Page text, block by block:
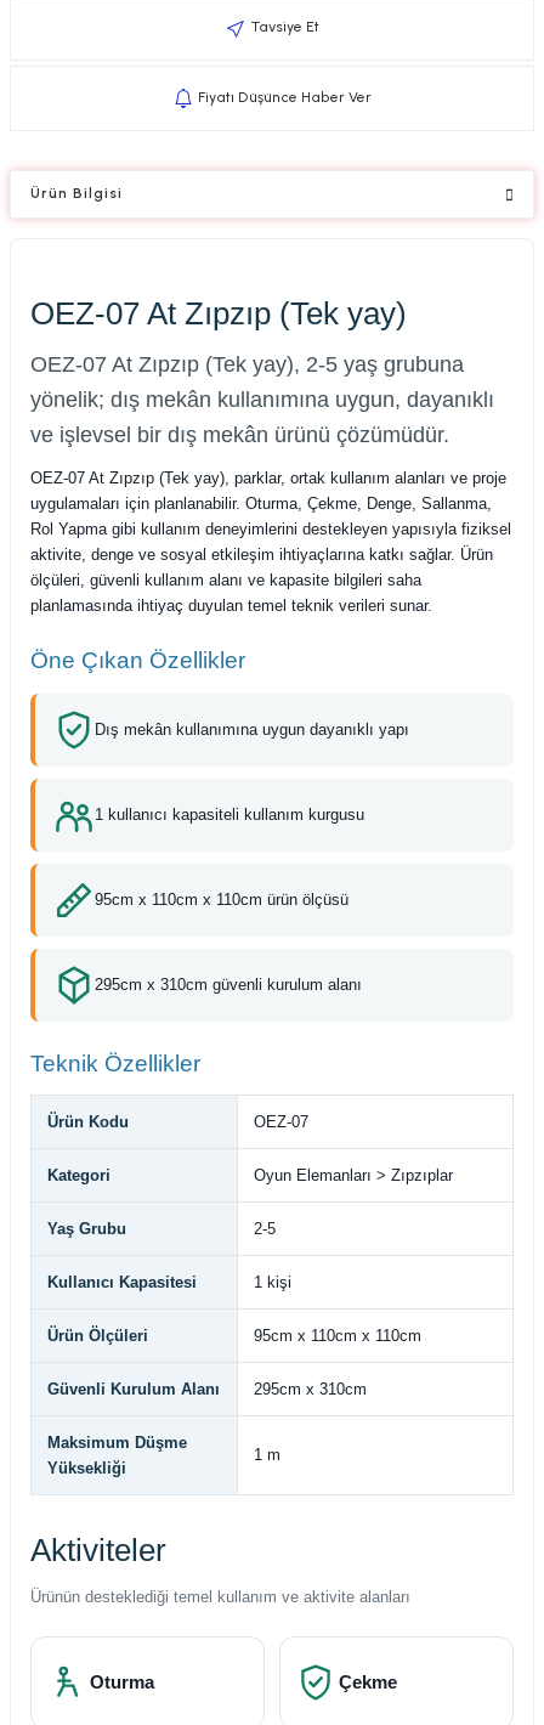
Tavsiye Et
Fiyatı Düşünce Haber Ver
Ürün Bilgisi
OEZ-07 At Zıpzıp (Tek yay)
OEZ-07 At Zıpzıp (Tek yay), 2-5 yaş grubuna
yönelik; dış mekân kullanımına uygun, dayanıklı
ve işlevsel bir dış mekân ürünü çözümüdür.
OEZ-07 At Zıpzıp (Tek yay), parklar, ortak kullanım alanları ve proje
uygulamaları için planlanabilir. Oturma, Çekme, Denge, Sallanma,
Rol Yapma gibi kullanım deneyimlerini destekleyen yapısıyla fiziksel
aktivite, denge ve sosyal etkileşim ihtiyaçlarına katkı sağlar. Ürün
ölçüleri, güvenli kullanım alanı ve kapasite bilgileri saha
planlamasında ihtiyaç duyulan temel teknik verileri sunar.
Öne Çıkan Özellikler
Dış mekân kullanımına uygun dayanıklı yapı
1 kullanıcı kapasiteli kullanım kurgusu
95cm x 110cm x 110cm ürün ölçüsü
295cm x 310cm güvenli kurulum alanı
Teknik Özellikler
Ürün Kodu OEZ-07
Kategori Oyun Elemanları > Zıpzıplar
Yaş Grubu 2-5
Kullanıcı Kapasitesi 1 kişi
Ürün Ölçüleri 95cm x 110cm x 110cm
Güvenli Kurulum Alanı 295cm x 310cm
Maksimum Düşme
Yüksekliği
1 m
Aktiviteler
Ürünün desteklediği temel kullanım ve aktivite alanları
Oturma Çekme